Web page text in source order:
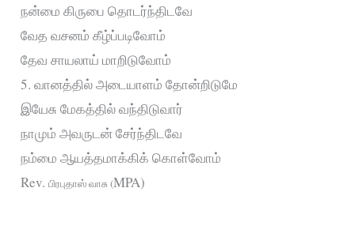
நன்மை கிருபை தொடர்ந்திடவே
வேத வசனம் கீழ்ப்படிவோம்
தேவ சாயலாய் மாறிடுவோம்
5. வானத்தில் அடையாளம் தோன்றிடுமே
இயேசு மேகத்தில் வந்திடுவார்
நாமும் அவருடன் சேர்ந்திடவே
நம்மை ஆயத்தமாக்கிக் கொள்வோம்
Rev.பிரபுதாஸ் வாசு (MPA)